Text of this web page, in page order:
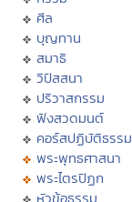
ศีล
บุญทาน
สมาธิ
วิปัสสนา
ปริวาสกรรม
ฟังสวดมนต์
คอร์สปฏิบัติธรรม
พระพุทธศาสนา
พระไตรปิฏก
หัวข้อธรรม